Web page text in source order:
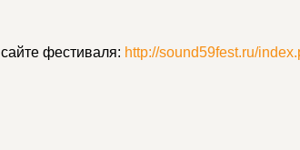
фестиваля: http://sound59fest.ru/